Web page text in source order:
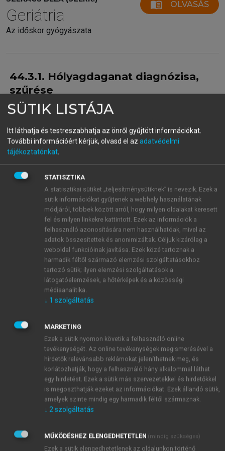
Geriátria
Az időskor gyógyászata
menu_book OLVASÁS
44.3.1. Hólyagdaganat diagnózisa,
szűrése
A húgyhólyagdaganatok diagnosztizálása szűrés
történik.
Lehetséges szűrésimódszerek:
Vizeletüledék-vizsgálat.
Ultrahangvizsgálat.
Vizelet cytológia.
Tumormarker:
sem a BTA (Bladder Tumor Antigen) teszt,
sem a NMPs (Nuclear Matrix Protein), sem
a TPA (Tissue Polypeptide Antigen)
vizsgálatok nem eléggé megbízhatóak
hólyagtumormarkerként.
Cystoscopia:
invazívitása miatt szűrésre nem alkalmas.
Intravénás urographia:
drága, csak előrehaladott tumor
Veszélyeztetett populáció szűrése:
dohányzóknak, alkoholfogyasztóknak,
transzplantált, csökkent immunitású,
hemodializált betegeknek, a bőr és festékiparban
dolgozóknak rendszeres vizeletüledék és UH-os
vizsgálat szükséges.
Jelenleg nem létezik megbízható, olcsó szűrési
diagnosztizálása a panaszok alapján (makroszkópos
vérvizelés) vagy véletlenszerűen (hasi UH, más ok
SÜTIK LISTÁJA
Itt láthatja és testreszabhatja az önről gyűjtött információkat.
További információért kérjük, olvasd el az adatvédelmi
tájékoztatónkat.
STATISZTIKA
A statisztikai sütiket „teljesítménysütiknek” is nevezik. Ezek a
sütik információkat gyűjtenek a webhely használatának
módjáról, többek között arról, hogy milyen oldalakat keresett
fel és milyen linkekre kattintott. Ezek az információk a
felhasználó azonosítására nem használhatóak, mivel az
adatok összesítettek és anonimizáltak. Céljuk kizárólag a
weboldal funkcióinak javítása. Ezek közé tartoznak a
harmadik féltől származó elemzési szolgáltatásokhoz
tartozó sütik; ilyen elemzési szolgáltatások a
látogatóelemzések, a hőtérképek és a közösségi
médiaanalitika.
↓ 1 szolgáltatás
MARKETING
Ezek a sütik nyomon követik a felhasználó online
tevékenységét. Az online tevékenységek megismerésével a
hirdetők relevánsabb reklámokat jeleníthetnek meg, és
korlátozhatják, hogy a felhasználó hány alkalommal láthat
egy hirdetést. Ezek a sütik más szervezetekkel és hirdetőkkel
is megoszthatják ezeket az információkat. Ezek állandó sütik,
amelyek szinte mindig egy harmadik féltől származnak.
↓ 2szolgáltatás
MŰKÖDÉSHEZ ELENGEDHETETLEN (mindig szükséges)
Ezek a sütik elengedhetetlenek az oldalunkon történő